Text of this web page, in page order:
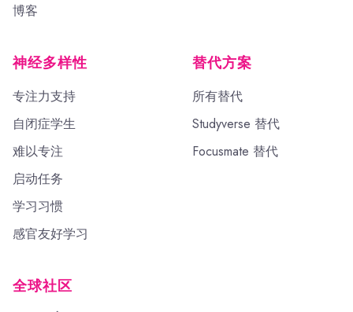
博客
神经多样性
专注力支持
自闭症学生
难以专注
启动任务
学习习惯
感官友好学习
替代方案
所有替代
Studyverse 替代
Focusmate 替代
全球社区